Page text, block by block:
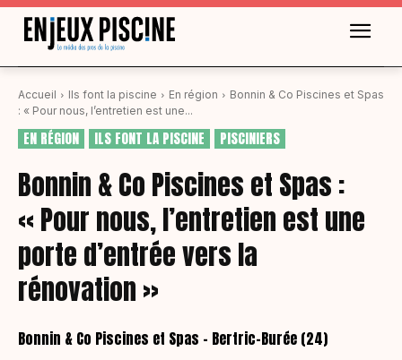
Accueil Ils font la piscine En région
Bonnin & Co Piscines et Spas
: « Pour nous, l’entretien est une...
EN RÉGION ILS FONT LA PISCINE PISCINIERS
Bonnin & Co Piscines et Spas :
« Pour nous, l’entretien est une
porte d’entrée vers la
rénovation »
Bonnin & Co Piscines et Spas – Bertric-Burée (24)